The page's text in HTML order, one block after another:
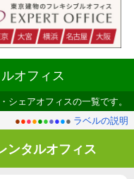
オフィス
ェアオフィスの一覧です。
●●●●●●●●●● ラベルの説明
ンタルオフィス